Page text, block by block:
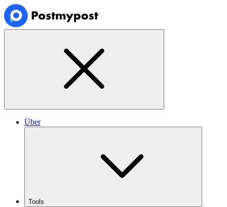
Über
Tools